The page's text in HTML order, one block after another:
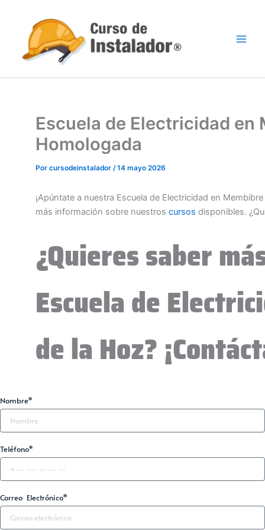
contenido
Escuela de Electricidad en
Homologada
Por cursodeinstalador /14 mayo 2026
¡Apúntate a nuestra Escuela de Electricidad en
más información sobre nuestros cursos disponibles.
¿Quieres saber
Escuela de
de la Hoz?
Nombre*
Teléfono*
Correo Electrónico*